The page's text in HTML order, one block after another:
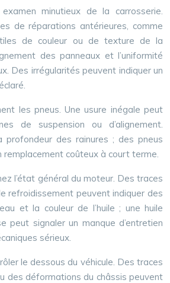
minutieux de la carrosserie.
de réparations antérieures, comme
de couleur ou de texture de la
des panneaux et l’uniformité
Des irrégularités peuvent indiquer un
les pneus. Une usure inégale peut
de suspension ou d’alignement.
profondeur des rainures ; des pneus
remplacement coûteux à court terme.
l’état général du moteur. Des traces
refroidissement peuvent indiquer des
et la couleur de l’huile ; une huile
peut signaler un manque d’entretien
sérieux.
le dessous du véhicule. Des traces
des déformations du châssis peuvent